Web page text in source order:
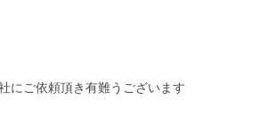
にご依頼頂き有難うございます